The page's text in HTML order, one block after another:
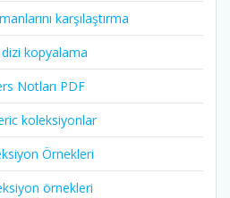
karşılaştırma
kopyalama
Notları PDF
koleksiyonlar
Örnekleri
örnekleri